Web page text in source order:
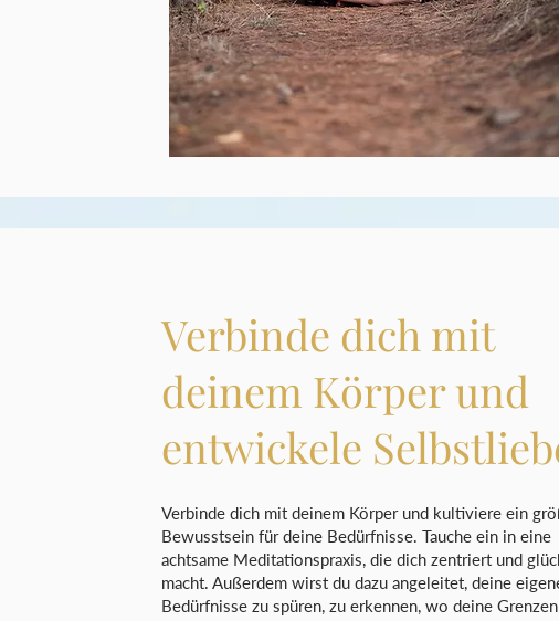
Verbinde dich mit
deinem Körper und
entwickele
Verbinde dich mit deinem Körper und kultiviere ein
Bewusstsein für deine Bedürfnisse. Tauche ein in eine
achtsame Meditationspraxis, die dich zentriert und
macht. Außerdem wirst du dazu angeleitet, deine
Bedürfnisse zu spüren, zu erkennen, wo deine